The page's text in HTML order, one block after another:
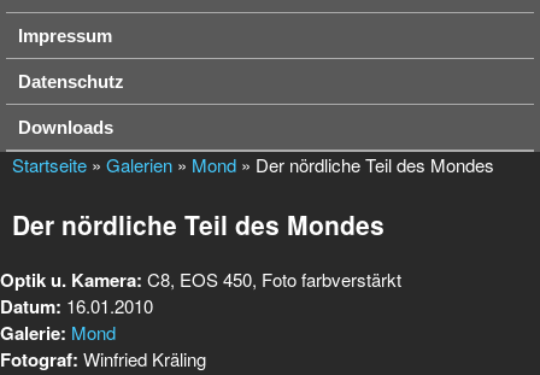
Impressum
Datenschutz
Downloads
Startseite » Galerien » Mond » Der nördliche Teil des Mondes
Der nördliche Teil des Mondes
Optik u. Kamera: C8, EOS 450, Foto farbverstärkt
Datum: 16.01.2010
Galerie: Mond
Fotograf: Winfried Kräling